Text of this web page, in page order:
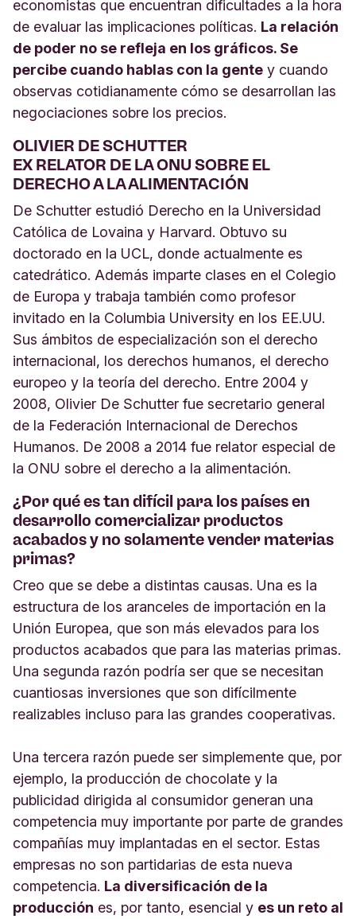
economistas que encuentran dificultades a la hora
de evaluar las implicaciones políticas. La relación
de poder no se refleja en los gráficos. Se
percibe cuando hablas con la gente y cuando
observas cotidianamente cómo se desarrollan las
negociaciones sobre los precios.
OLIVIER DE SCHUTTER
EX RELATOR DE LA ONU SOBRE EL
DERECHO A LA ALIMENTACIÓN
De Schutter estudió Derecho en la Universidad
Católica de Lovaina y Harvard. Obtuvo su
doctorado en la UCL, donde actualmente es
catedrático. Además imparte clases en el Colegio
de Europa y trabaja también como profesor
invitado en la Columbia University en los EE.UU.
Sus ámbitos de especialización son el derecho
internacional, los derechos humanos, el derecho
europeo y la teoría del derecho. Entre 2004 y
2008, Olivier De Schutter fue secretario general
de la Federación Internacional de Derechos
Humanos. De 2008 a 2014 fue relator especial de
la ONU sobre el derecho a la alimentación.
¿Por qué es tan difícil para los países en
desarrollo comercializar productos
acabados y no solamente vender materias
primas?
Creo que se debe a distintas causas. Una es la
estructura de los aranceles de importación en la
Unión Europea, que son más elevados para los
productos acabados que para las materias primas.
Una segunda razón podría ser que se necesitan
cuantiosas inversiones que son difícilmente
realizables incluso para las grandes cooperativas.
Una tercera razón puede ser simplemente que, por
ejemplo, la producción de chocolate y la
publicidad dirigida al consumidor generan una
competencia muy importante por parte de grandes
compañías muy implantadas en el sector. Estas
empresas no son partidarias de esta nueva
competencia. La diversificación de la
producción es, por tanto, esencial y es un reto al